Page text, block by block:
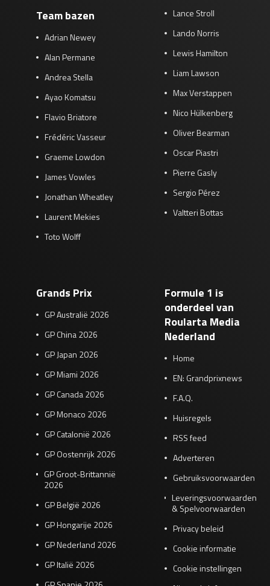
Team bazen
Adrian Newey
Alan Permane
Andrea Stella
Ayao Komatsu
Flavio Briatore
Frédéric Vasseur
Graeme Lowdon
James Vowles
Jonathan Wheatley
Laurent Mekies
Toto Wolff
Lance Stroll
Lando Norris
Lewis Hamilton
Liam Lawson
Max Verstappen
Nico Hülkenberg
Oliver Bearman
Oscar Piastri
Pierre Gasly
Sergio Pérez
Valtteri Bottas
Grands Prix
GP Australië 2026
GP China 2026
GP Japan 2026
GP Miami 2026
GP Canada 2026
GP Monaco 2026
GP Catalonië 2026
GP Oostenrijk 2026
GP Groot-Brittannië
2026
GP België 2026
GP Hongarije 2026
GP Nederland 2026
GP Italië 2026
Formule 1 is
onderdeel van
Roularta Media
Nederland
Home
EN: Grandprixnews
F.A.Q.
Huisregels
RSS feed
Adverteren
Gebruiksvoorwaarden
Leveringsvoorwaarden
& Spelvoorwaarden
Privacy beleid
Cookie informatie
Cookie instellingen